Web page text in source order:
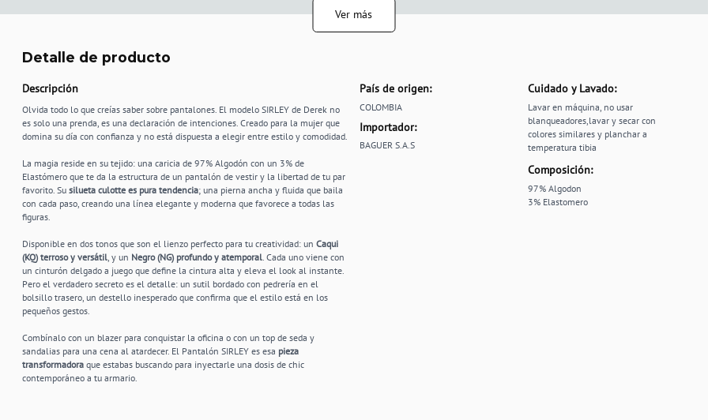
Ver más
Detalle de producto
Descripción
Olvida todo lo que creías saber sobre pantalones. El modelo SIRLEY de Derek no
es solo una prenda, es una declaración de intenciones. Creado para la mujer que
domina su día con confianza y no está dispuesta a elegir entre estilo y comodidad.
La magia reside en su tejido: una caricia de 97% Algodón con un 3% de
Elastómero que te da la estructura de un pantalón de vestir y la libertad de tu par
favorito. Su silueta culotte es pura tendencia; una pierna ancha y fluida que baila
con cada paso, creando una línea elegante y moderna que favorece a todas las
figuras.
Disponible en dos tonos que son el lienzo perfecto para tu creatividad: un Caqui
(KQ) terroso y versátil, y un Negro (NG) profundo y atemporal. Cada uno viene con
un cinturón delgado a juego que define la cintura alta y eleva el look al instante.
Pero el verdadero secreto es el detalle: un sutil bordado con pedrería en el
bolsillo trasero, un destello inesperado que confirma que el estilo está en los
pequeños gestos.
Combínalo con un blazer para conquistar la oficina o con un top de seda y
sandalias para una cena al atardecer. El Pantalón SIRLEY es esa pieza
transformadora que estabas buscando para inyectarle una dosis de chic
contemporáneo a tu armario.
País de origen:
COLOMBIA
Importador:
BAGUER S.A.S
Cuidado y Lavado:
Lavar en máquina, no usar
blanqueadores,lavar y secar con
colores similares y planchar a
temperatura tibia
Composición:
97% Algodon
3% Elastomero